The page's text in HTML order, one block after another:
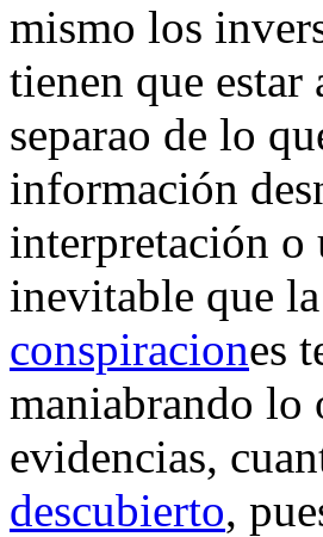
mismo los
tienen que estar
separao de lo
información
interpretación o
inevitable que
conspiraciones
maniabrando lo
evidencias,
descubierto,